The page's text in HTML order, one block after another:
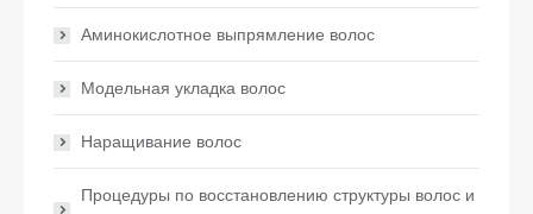
Аминокислотное выпрямление волос
Модельная укладка волос
Наращивание волос
Процедуры по восстановлению структуры волос и